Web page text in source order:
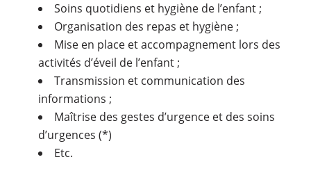
Soins quotidiens et hygiène de l’enfant ;
Organisation des repas et hygiène ;
Mise en place et accompagnement lors des
activités d’éveil de l’enfant ;
Transmission et communication des
informations ;
Maîtrise des gestes d’urgence et des soins
d’urgences (*)
Etc.